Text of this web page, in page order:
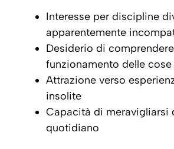
Interesse per discipline
apparentemente
Desiderio di
funzionamento delle cose
Attrazione verso
insolite
Capacità di meravigliarsi
quotidiano